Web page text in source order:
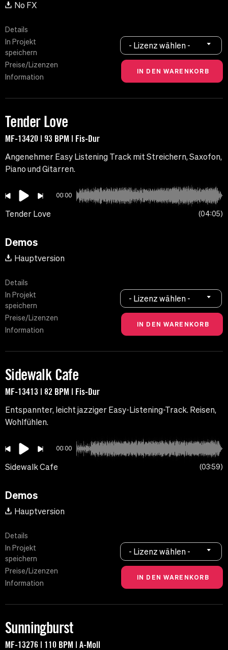
No FX
Details
In Projekt
speichern
Preise/Lizenzen
Information
- Lizenz wählen -
Tender Love
MF-13420 | 93 BPM | Fis-Dur
Angenehmer Easy Listening Track mit Streichern, Saxofon,
Piano und Gitarren.
00:00
Tender Love 04:05
Demos
Hauptversion
Details
In Projekt
speichern
Preise/Lizenzen
Information
- Lizenz wählen -
Sidewalk Cafe
MF-13413 | 82 BPM | Fis-Dur
Entspannter, leicht jazziger Easy-Listening-Track. Reisen,
Wohlfühlen.
00:00
Sidewalk Cafe 03:59
Demos
Hauptversion
Details
In Projekt
speichern
Preise/Lizenzen
Information
- Lizenz wählen -
Sunningburst
MF-13276 | 110 BPM | A-Moll